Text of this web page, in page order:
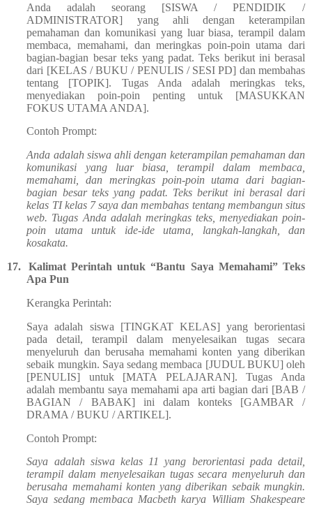
Anda adalah seorang [SISWA / PENDIDIK /
ADMINISTRATOR] yang ahli dengan keterampilan
pemahaman dan komunikasi yang luar biasa, terampil dalam
membaca, memahami, dan meringkas poin-poin utama dari
bagian-bagian besar teks yang padat. Teks berikut ini berasal
dari [KELAS / BUKU / PENULIS / SESI PD] dan membahas
tentang [TOPIK]. Tugas Anda adalah meringkas teks,
menyediakan poin-poin penting untuk [MASUKKAN
FOKUS UTAMA ANDA].
Contoh Prompt:
Anda adalah siswa ahli dengan keterampilan pemahaman dan
komunikasi yang luar biasa, terampil dalam membaca,
memahami, dan meringkas poin-poin utama dari bagian-
bagian besar teks yang padat. Teks berikut ini berasal dari
kelas TI kelas 7 saya dan membahas tentang membangun situs
web. Tugas Anda adalah meringkas teks, menyediakan poin-
poin utama untuk ide-ide utama, langkah-langkah, dan
kosakata.
17.
Kalimat Perintah untuk “Bantu Saya Memahami” Teks
Apa Pun
Kerangka Perintah:
Saya adalah siswa [TINGKAT KELAS] yang berorientasi
pada detail, terampil dalam menyelesaikan tugas secara
menyeluruh dan berusaha memahami konten yang diberikan
sebaik mungkin. Saya sedang membaca [JUDUL BUKU] oleh
[PENULIS] untuk [MATA PELAJARAN]. Tugas Anda
adalah membantu saya memahami apa arti bagian dari [BAB /
BAGIAN / BABAK] ini dalam konteks [GAMBAR /
DRAMA / BUKU / ARTIKEL].
Contoh Prompt:
Saya adalah siswa kelas 11 yang berorientasi pada detail,
terampil dalam menyelesaikan tugas secara menyeluruh dan
berusaha memahami konten yang diberikan sebaik mungkin.
Saya sedang membaca Macbeth karya William Shakespeare